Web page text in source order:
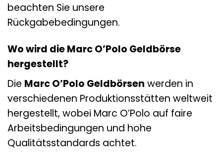
beachten Sie unsere
Rückgabebedingungen.
Wo wird die Marc O’Polo Geldbörse
hergestellt?
Die Marc O’Polo Geldbörsen werden in
verschiedenen Produktionsstätten weltweit
hergestellt, wobei Marc O’Polo auf faire
Arbeitsbedingungen und hohe
Qualitätsstandards achtet.